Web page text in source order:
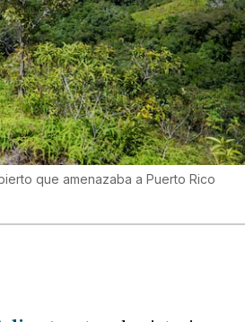
que amenazaba a Puerto Rico